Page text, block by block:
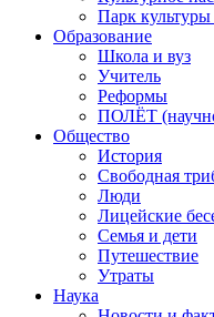
Парк
Образование
Школа и вуз
Учитель
Реформы
ПОЛЁТ
Общество
История
Свободная
Люди
Лицейские
Семья и дети
Путешествие
Утраты
Наука